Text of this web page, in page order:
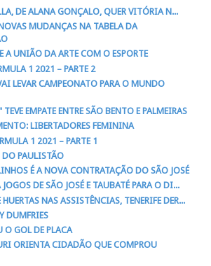
DE ALANA GONÇALO, QUER VITÓRIA N...
MUDANÇAS NA TABELA DA
A UNIÃO DA ARTE COM O ESPORTE
1 2021 – PARTE 2
LEVAR CAMPEONATO PARA O MUNDO
EMPATE ENTRE SÃO BENTO E PALMEIRAS
LIBERTADORES FEMININA
1 2021 – PARTE 1
PAULISTÃO
É A NOVA CONTRATAÇÃO DO SÃO JOSÉ
DE SÃO JOSÉ E TAUBATÉ PARA O DI...
NAS ASSISTÊNCIAS, TENERIFE DER...
DUMFRIES
O GOL DE PLACA
ORIENTA CIDADÃO QUE COMPROU